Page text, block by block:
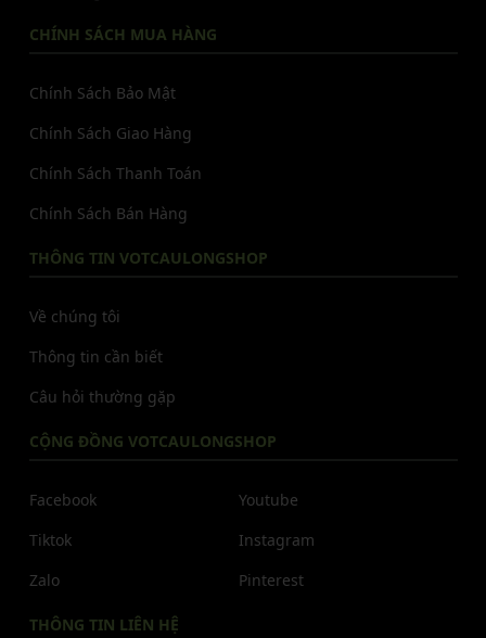
CHÍNH SÁCH MUA HÀNG
Chính Sách Bảo Mật
Chính Sách Giao Hàng
Chính Sách Thanh Toán
Chính Sách Bán Hàng
THÔNG TIN VOTCAULONGSHOP
Về chúng tôi
Thông tin cần biết
Câu hỏi thường gặp
CỘNG ĐỒNG VOTCAULONGSHOP
Facebook
Tiktok
Zalo
Youtube
Instagram
Pinterest
THÔNG TIN LIÊN HỆ